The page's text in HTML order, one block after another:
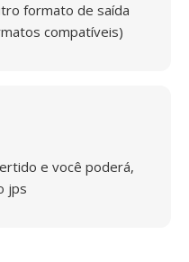
formato de saída
compatíveis)
e você poderá,
jps